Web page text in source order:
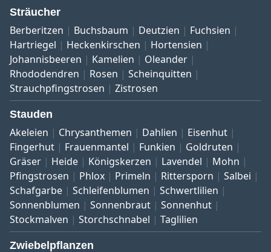
Sträucher
Berberitzen Buchsbaum Deutzien
Fuchsien
Hartriegel
Heckenkirschen
Hortensien
Johannisbeeren
Kamelien
Oleander
Rhododendren
Rosen
Scheinquitten
Strauchpfingstrosen
Zistrosen
Stauden
Akeleien Chrysanthemen Dahlien
Eisenhut
Fingerhut
Frauenmantel Funkien
Goldruten
Gräser
Heide Königskerzen Lavendel
Mohn
Pfingstrosen
Phlox Primeln Rittersporn
Salbei
Schafgarbe
Schleifenblumen
Schwertlilien
Sonnenblumen
Sonnenbraut
Sonnenhut
Stockmalven
Storchschnabel Taglilien
Zwiebelpflanzen